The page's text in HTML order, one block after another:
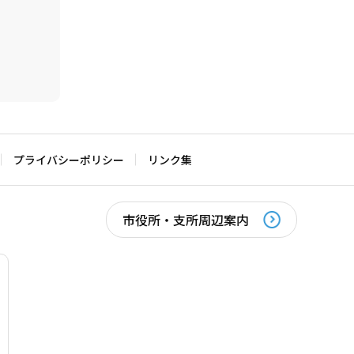
プライバシーポリシー リンク集
市役所・支所周辺案内